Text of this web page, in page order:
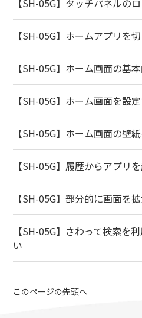
【SH-05G】タッチパネルの
【SH-05G】ホームアプリを
【SH-05G】ホーム画面の基
【SH-05G】ホーム画面を設
【SH-05G】ホーム画面の壁
【SH-05G】履歴からアプリ
【SH-05G】部分的に画面を
【SH-05G】さわって検索を
い
このページの先頭へ